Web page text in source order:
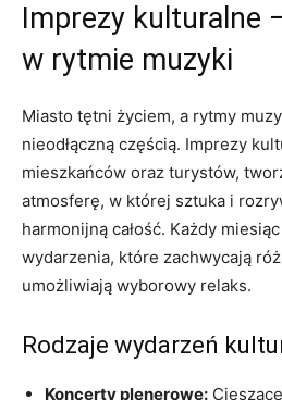
Imprezy kulturalne
w rytmie muzyki
Miasto tętni życiem, a rytmy
nieodłączną częścią. Imprezy
mieszkańców oraz turystów,
atmosferę, w której sztuka i
harmonijną całość. Każdy
wydarzenia, które zachwycają
umożliwiają wyborowy relaks.
Rodzaje wydarzeń
Koncerty plenerowe: